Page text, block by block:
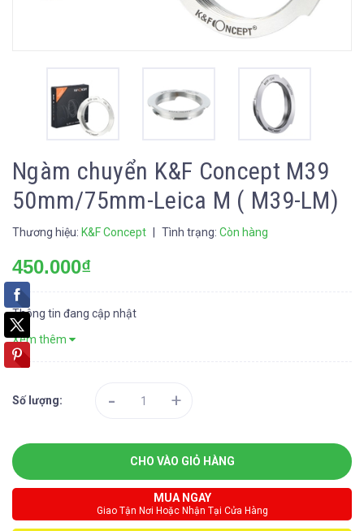
Ngàm chuyển K&F Concept M39
50mm/75mm-Leica M ( M39-LM)
Thương hiệu: K&F Concept Tình trạng: Còn hàng
450.000₫
Thông tin đang cập nhật
Xem thêm
Số lượng: - +
CHO VÀO GIỎ HÀNG
MUA NGAY
Giao Tận Nơi Hoặc Nhận Tại Cửa Hàng